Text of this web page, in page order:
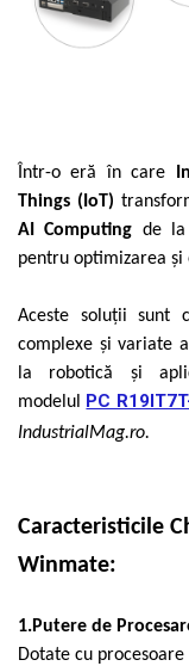
Măsurători
Software
Condiționere
Anemometre
Sonometre
Stații de monitorizare
Mașini și utilaje
Utilaje feroviare
Mașini de echilibrare
Sisteme
Echipamente pentru
Senzori
Senzori fără fir
Senzori cu fir (Wired)
Calibratoare
Sisteme laser de
Software
Analizoare achiziții
Condiționere
Anemometre
Sonometre
Stații de
Alte echipamente de
Utilaje feroviare
Platouri rotative
Echipamente pentru
sudură
Boghiuri de cale ferată
Echipament testare
franare vehicule
Macarale portal
Senzori de forță
Senzori cu fir (Wired)
Traductoare ICP de
Senzori de vibrații cu fir
Senzori piezoelectrici
Senzori AGS
Senzori de deplasare
Status Pro
Lunitek
Gill Instruments
Emanuel
Romell Inc.
Într-o eră în care
Things (IoT)
AI Computing de la
pentru optimizarea și
Aceste soluții sunt
complexe și variate
la robotică și
modelul PC
IndustrialMag.ro.
Caracteristicile
Winmate:
1.Putere de
Dotate cu